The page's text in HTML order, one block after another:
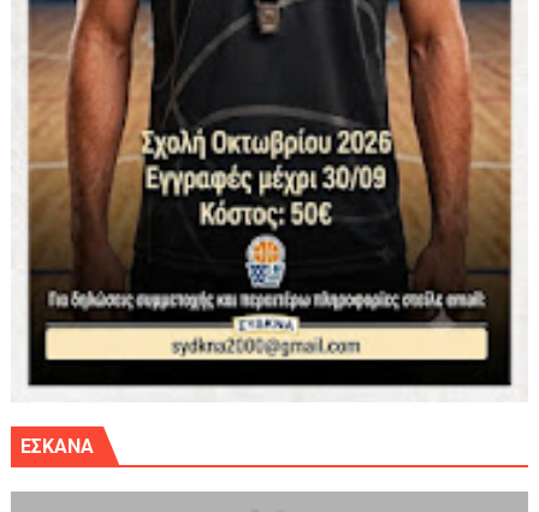
ΕΣΚΑΝΑ